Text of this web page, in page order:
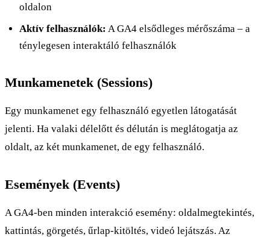
oldalon
Aktív felhasználók: A GA4 elsődleges mérőszáma – a
ténylegesen interaktáló felhasználók
Munkamenetek (Sessions)
Egy munkamenet egy felhasználó egyetlen látogatását
jelenti. Ha valaki délelőtt és délután is meglátogatja az
oldalt, az két munkamenet, de egy felhasználó.
Események (Events)
A GA4-ben minden interakció esemény: oldalmegtekintés,
kattintás, görgetés, űrlap-kitöltés, videó lejátszás. Az